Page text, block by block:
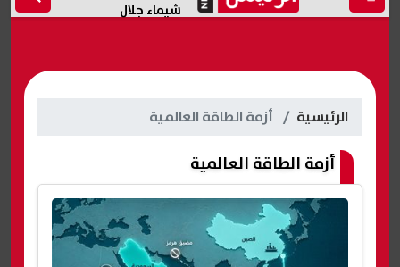
شيماء جلال
الرئيسية أزمة الطاقة العالمية
أزمة الطاقة العالمية